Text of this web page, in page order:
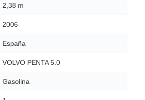
2,38 m
2006
España
VOLVO PENTA 5.0
Gasolina